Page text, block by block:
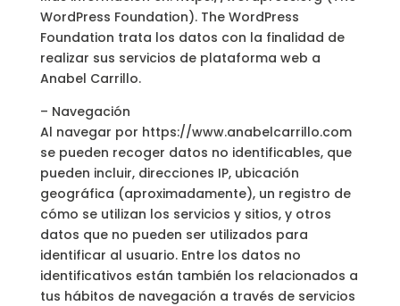
WordPress Foundation). The WordPress
Foundation trata los datos con la finalidad de
realizar sus servicios de plataforma web a
Anabel Carrillo.
– Navegación
Al navegar por https://www.anabelcarrillo.com
se pueden recoger datos no identificables, que
pueden incluir, direcciones IP, ubicación
geográfica (aproximadamente), un registro de
cómo se utilizan los servicios y sitios, y otros
datos que no pueden ser utilizados para
identificar al usuario. Entre los datos no
identificativos están también los relacionados a
tus hábitos de navegación a través de servicios